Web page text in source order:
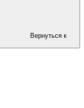
Вернуться к